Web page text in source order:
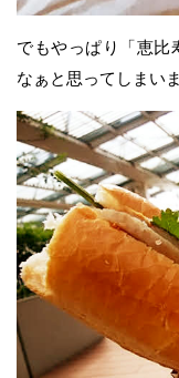
でもやっぱり「恵比
なぁと思ってしまいま